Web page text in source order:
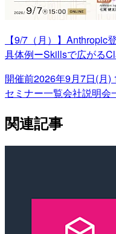
【9/7（月）】Anthropic
具体例ーSkillsで広がる
開催前2026年9月7日(月)
セミナー一覧会社説明会
関連記事